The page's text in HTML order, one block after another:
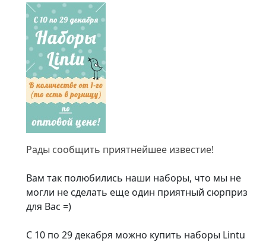
Рады сообщить приятнейшее известие!
Вам так полюбились наши наборы, что мы не
могли не сделать еще один приятный сюрприз
для Вас =)
С 10 по 29 декабря можно купить наборы Lintu